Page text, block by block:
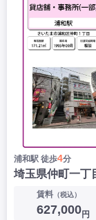
浦和駅 徒歩4分
埼玉県仲町一丁
賃料（税込）
627,000円